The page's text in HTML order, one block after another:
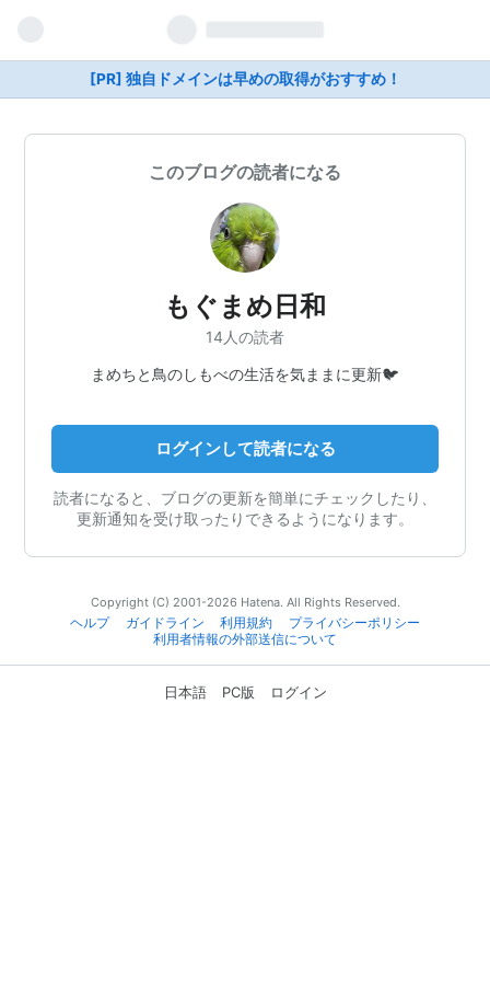
[PR] 独自ドメインは早めの取得がおすすめ！
このブログの読者になる
もぐまめ日和
14人の読者
まめちと鳥のしもべの生活を気ままに更新🐦
ログインして読者になる
読者になると、ブログの更新を簡単にチェックしたり、
更新通知を受け取ったりできるようになります。
Copyright (C) 2001-2026 Hatena. All Rights Reserved.
ヘルプ
ガイドライン 利用規約
プライバシーポリシー
利用者情報の外部送信について
日本語 PC版 ログイン